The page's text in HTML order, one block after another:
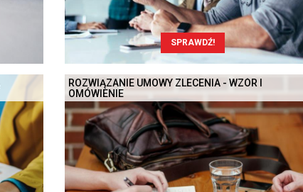
SPRAWDŹ!
ROZWIĄZANIE UMOWY ZLECENIA - WZÓR I
OMÓWIENIE